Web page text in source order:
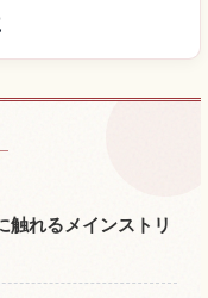
↗
触れるメインストリ